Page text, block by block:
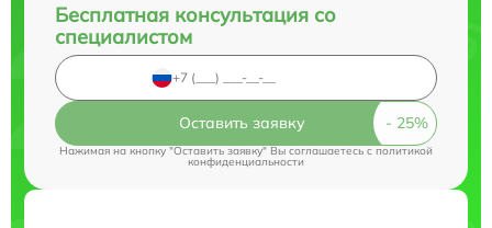
Бесплатная консультация со
специалистом
Оставить заявку
Нажимая на кнопку "Оставить заявку" Вы соглашаетесь cполитикой
конфиденциальности